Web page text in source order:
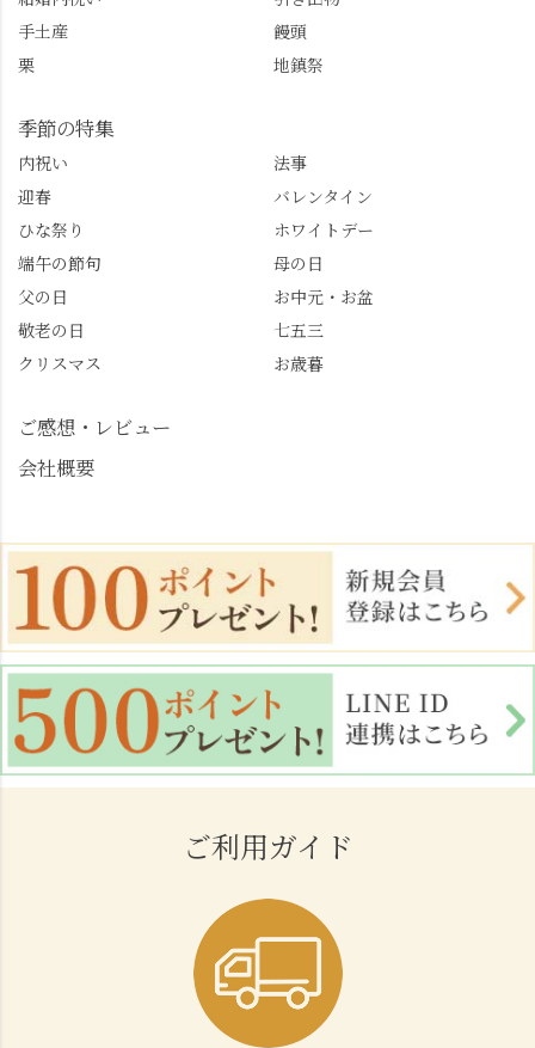
@furufuru_nagaokakyo
物価の値上がりが激し
🚕✨ #京都西山旅感 #京
都西山 #おもてなしタク
こごろ #勝持寺 #正法寺
#善峯寺 #あじさい #あ
じさい供養 #遊龍の松 #
清竹 #なかの邸 #小倉山
荘 #京都観光 #西京区 #
大原野
手土産
饅頭
栗
地鎮祭
季節の特集
内祝い
法事
迎春
バレンタイン
ひな祭り
ホワイトデー
端午の節句
母の日
父の日
お中元・お盆
敬老の日
七五三
クリスマス
お歳暮
ご感想・レビュー
会社概要
ご利用ガイド